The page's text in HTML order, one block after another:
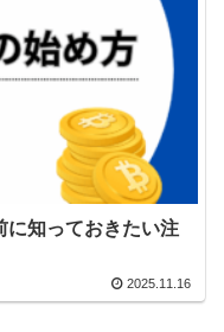
知っておきたい注
2025.11.16